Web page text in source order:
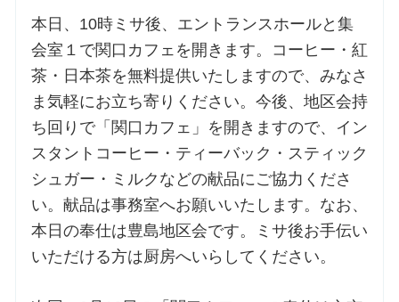
本日、10時ミサ後、エントランスホールと集
会室１で関口カフェを開きます。コーヒー・紅
茶・日本茶を無料提供いたしますので、みなさ
ま気軽にお立ち寄りください。今後、地区会持
ち回りで「関口カフェ」を開きますので、イン
スタントコーヒー・ティーバック・スティック
シュガー・ミルクなどの献品にご協力くださ
い。献品は事務室へお願いいたします。なお、
本日の奉仕は豊島地区会です。ミサ後お手伝い
いただける方は厨房へいらしてください。